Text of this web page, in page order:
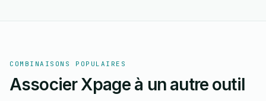
COMBINAISONS POPULAIRES
Associer Xpage à un autre outil